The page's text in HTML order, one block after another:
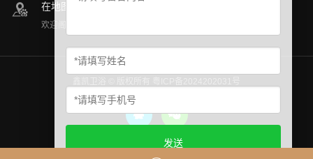
在地图上找到我们
欢迎阁下莅临公司参观指导！